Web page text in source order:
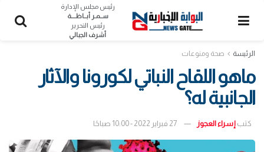
رئيس مجلس الإدارة
ســمـر أبــاظــــة
رئيس التحرير
أشرف الجبالي
الرئيسة صحة ومنوعات
ماهو اللقاح النباتي لكورونا والآثار
الجانبية له؟
كتب إسراء العجوز 27 فبراير 2022 - 10:00 صباحًا